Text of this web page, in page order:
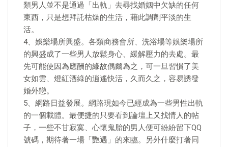
類男人並不是通過「出軌」去尋找婚姻中欠缺的任何
東西，只是想拜託枯燥的生活，藉此調劑平淡的生
活。
4、娛樂場所興盛。各類商務會所、洗浴場等娛樂場所
的興盛成了一些男人放鬆身心、緩解壓力的去處。最
先可能使因為應酬的緣故偶爾為之，可一旦習慣了美
女如雲、燈紅酒綠的逍遙快活，久而久之，容易誘發
婚外戀。
5、網路日益發展。網路現如今已經成為一些男性出軌
的一個載體。最便捷的只要看到論壇上又找情人的帖
子，一些不甘寂寞、心懷鬼胎的男人便可紛紛留下QQ
號碼，期待著一場「艷遇」的來臨。另外什麼打著同